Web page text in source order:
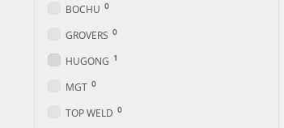
BOCHU 0
GROVERS 0
HUGONG 1
MGT 0
TOP WELD 0